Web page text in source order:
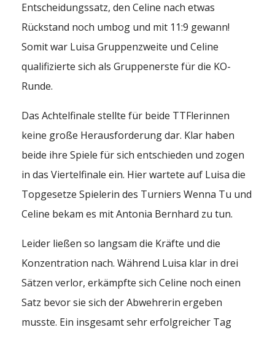
Entscheidungssatz, den Celine nach etwas
Rückstand noch umbog und mit 11:9 gewann!
Somit war Luisa Gruppenzweite und Celine
qualifizierte sich als Gruppenerste für die KO-
Runde.
Das Achtelfinale stellte für beide TTFlerinnen
keine große Herausforderung dar. Klar haben
beide ihre Spiele für sich entschieden und zogen
in das Viertelfinale ein. Hier wartete auf Luisa die
Topgesetze Spielerin des Turniers Wenna Tu und
Celine bekam es mit Antonia Bernhard zu tun.
Leider ließen so langsam die Kräfte und die
Konzentration nach. Während Luisa klar in drei
Sätzen verlor, erkämpfte sich Celine noch einen
Satz bevor sie sich der Abwehrerin ergeben
musste. Ein insgesamt sehr erfolgreicher Tag